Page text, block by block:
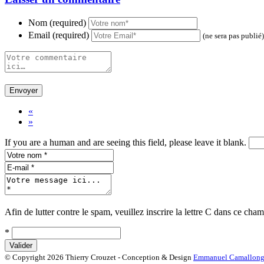
Nom (required)
Email (required)
(ne sera pas publié)
«
»
If you are a human and are seeing this field, please leave it blank.
Afin de lutter contre le spam, veuillez inscrire la lettre C dans ce
*
© Copyright 2026 Thierry Crouzet - Conception & Design Emmanuel